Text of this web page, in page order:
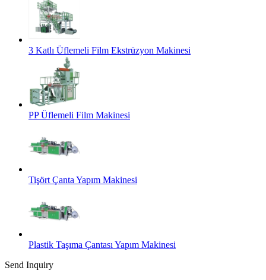
3 Katlı Üflemeli Film Ekstrüzyon Makinesi
PP Üflemeli Film Makinesi
Tişört Çanta Yapım Makinesi
Plastik Taşıma Çantası Yapım Makinesi
Send Inquiry